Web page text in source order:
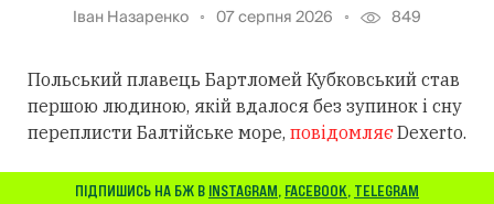
Іван Назаренко 07 серпня 2026 849
Польський плавець Бартломей Кубковський став
першою людиною, якій вдалося без зупинок і сну
переплисти Балтійське море, повідомляєDexerto.
ПІДПИШИСЬ НА БЖ В INSTAGRAM, FACEBOOK, TELEGRAM